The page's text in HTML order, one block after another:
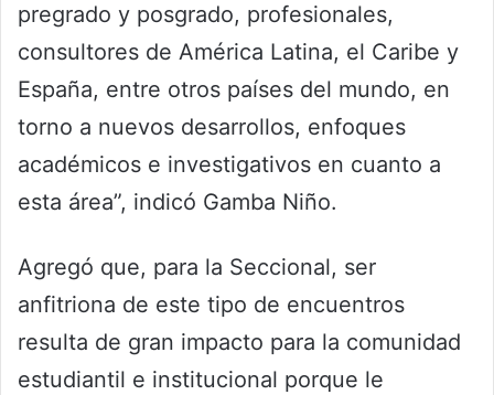
pregrado y posgrado, profesionales,
consultores de América Latina, el Caribe y
España, entre otros países del mundo, en
torno a nuevos desarrollos, enfoques
académicos e investigativos en cuanto a
esta área”, indicó Gamba Niño.
Agregó que, para la Seccional, ser
anfitriona de este tipo de encuentros
resulta de gran impacto para la comunidad
estudiantil e institucional porque le